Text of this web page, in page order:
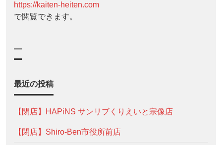
https://kaiten-heiten.com
で閲覧できます。
—
最近の投稿
【閉店】HAPiNS サンリブくりえいと宗像店
【閉店】Shiro-Ben市役所前店